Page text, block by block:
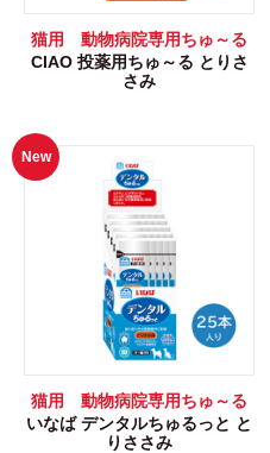
猫用 動物病院専用ちゅ～る
CIAO 投薬用ちゅ～る とりさ
さみ
New
猫用 動物病院専用ちゅ～る
いなば デンタルちゅるっと と
りささみ